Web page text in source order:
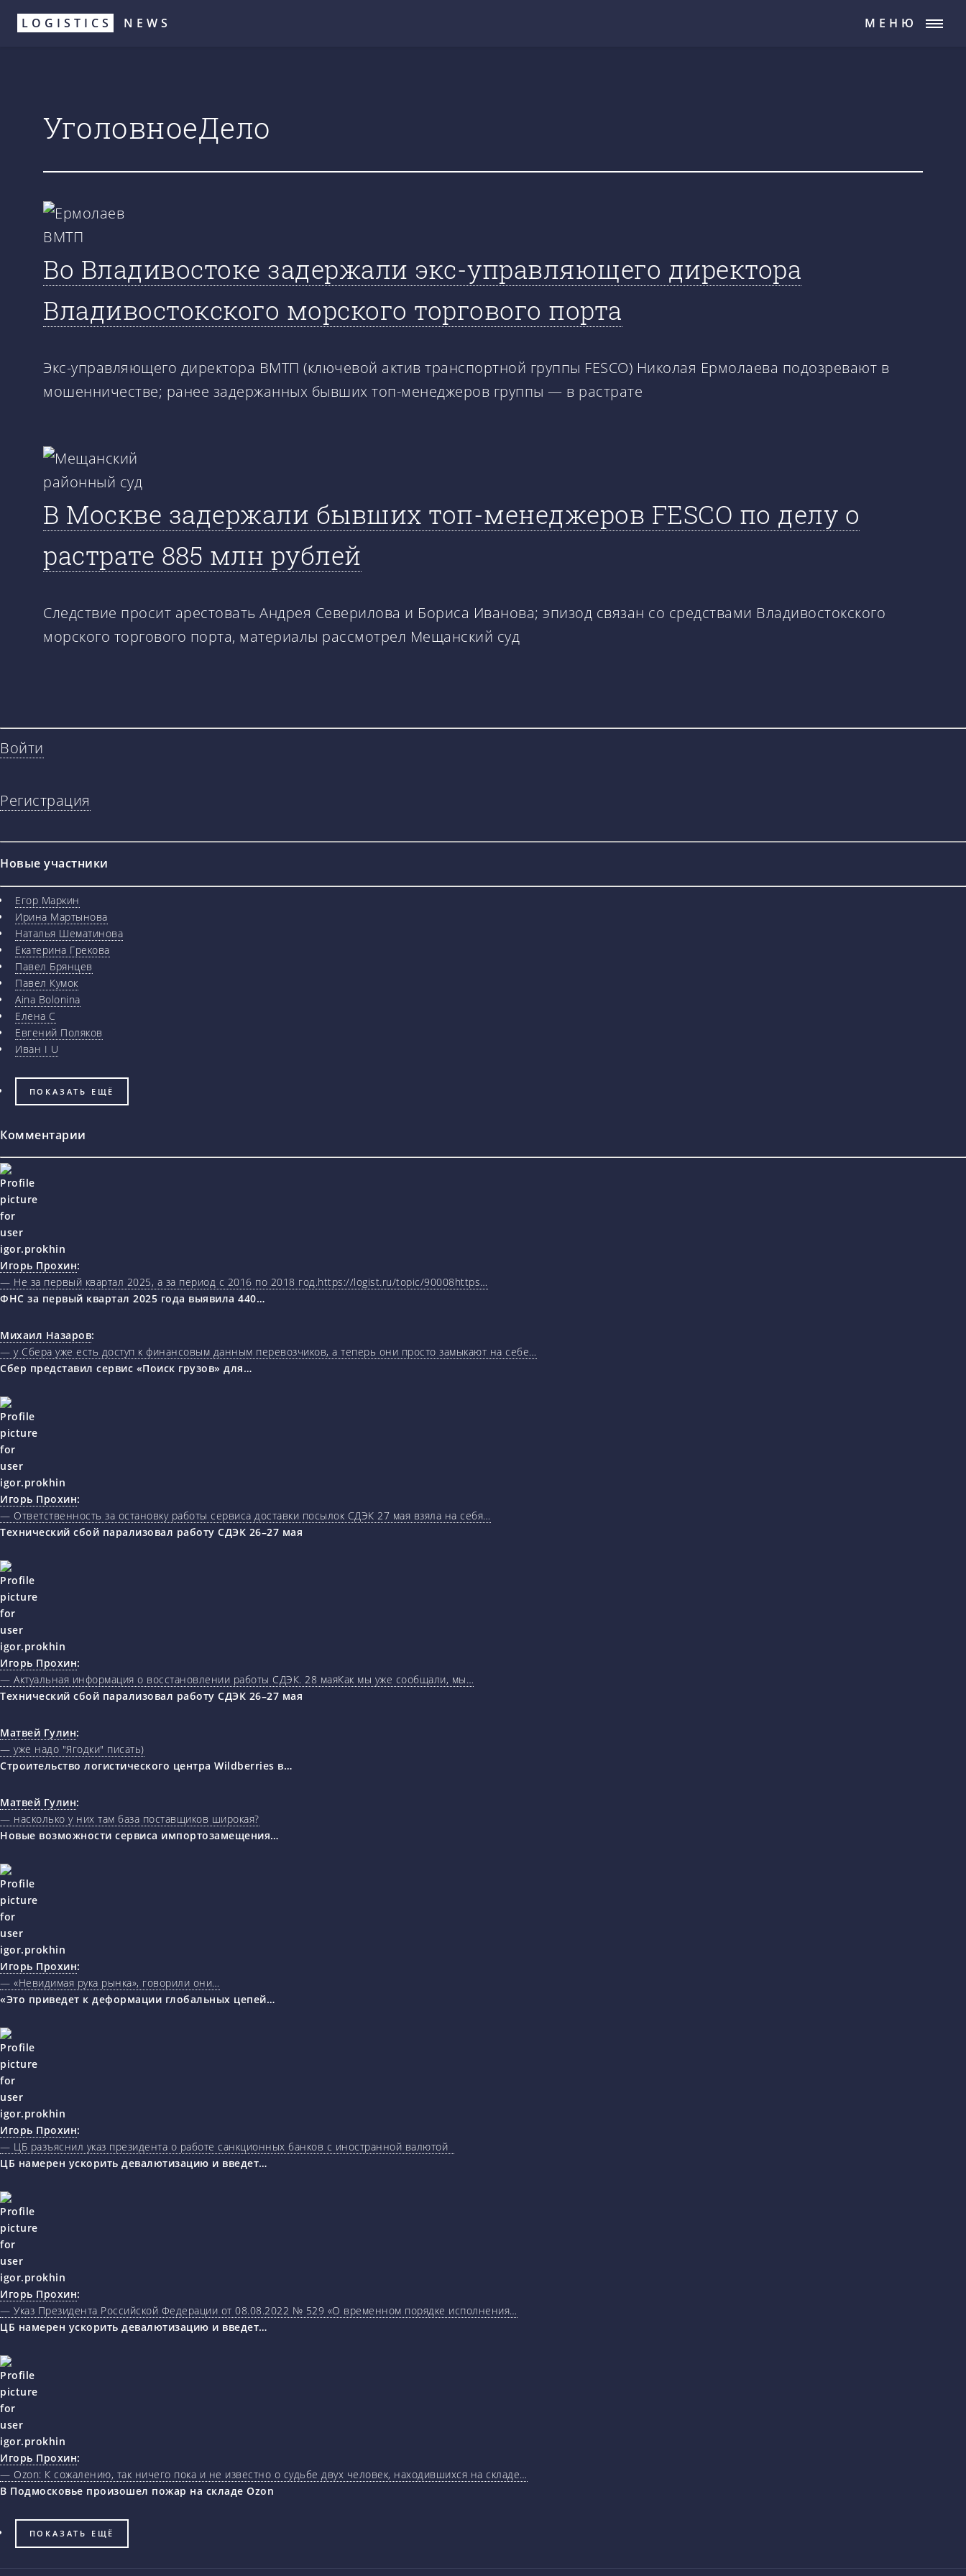
Перейти
LOGISTICS NEWS МЕНЮ
УголовноеДело
Во Владивостоке задержали экс-управляющего директора
Владивостокского морского торгового порта
Экс-управляющего директора ВМТП (ключевой актив транспортной группы FESCO) Николая Ермолаева подозревают в
мошенничестве; ранее задержанных бывших топ-менеджеров группы — в растрате
В Москве задержали бывших топ-менеджеров FESCO по делу о
растрате 885 млн рублей
Следствие просит арестовать Андрея Северилова и Бориса Иванова; эпизод связан со средствами Владивостокского
морского торгового порта, материалы рассмотрел Мещанский суд
Войти
Регистрация
Новые участники
Егор Маркин
Ирина Мартынова
Наталья Шематинова
Екатерина Грекова
Павел Брянцев
Павел Кумок
Aina Bolonina
Елена С
Евгений Поляков
Иван I U
ПОКАЗАТЬ ЕЩЁ
Комментарии
Игорь Прохин:
— Не за первый квартал 2025, а за период с 2016 по 2018 год.https://logist.ru/topic/90008https…
ФНС за первый квартал 2025 года выявила 440…
Михаил Назаров:
— у Сбера уже есть доступ к финансовым данным перевозчиков, а теперь они просто замыкают на себе…
Сбер представил сервис «Поиск грузов» для…
Игорь Прохин:
— Ответственность за остановку работы сервиса доставки посылок СДЭК 27 мая взяла на себя…
Технический сбой парализовал работу СДЭК 26–27 мая
Игорь Прохин:
— Актуальная информация о восстановлении работы СДЭК. 28 маяКак мы уже сообщали, мы…
Технический сбой парализовал работу СДЭК 26–27 мая
Матвей Гулин:
— уже надо "Ягодки" писать)
Строительство логистического центра Wildberries в…
Матвей Гулин:
— насколько у них там база поставщиков широкая?
Новые возможности сервиса импортозамещения…
Игорь Прохин:
— «Невидимая рука рынка», говорили они…
«Это приведет к деформации глобальных цепей…
Игорь Прохин:
— ЦБ разъяснил указ президента о работе санкционных банков с иностранной валютой
ЦБ намерен ускорить девалютизацию и введет…
Игорь Прохин:
— Указ Президента Российской Федерации от 08.08.2022 № 529 «О временном порядке исполнения…
ЦБ намерен ускорить девалютизацию и введет…
Игорь Прохин:
— Ozon: К сожалению, так ничего пока и не известно о судьбе двух человек, находившихся на складе…
В Подмосковье произошел пожар на складе Ozon
ПОКАЗАТЬ ЕЩЁ